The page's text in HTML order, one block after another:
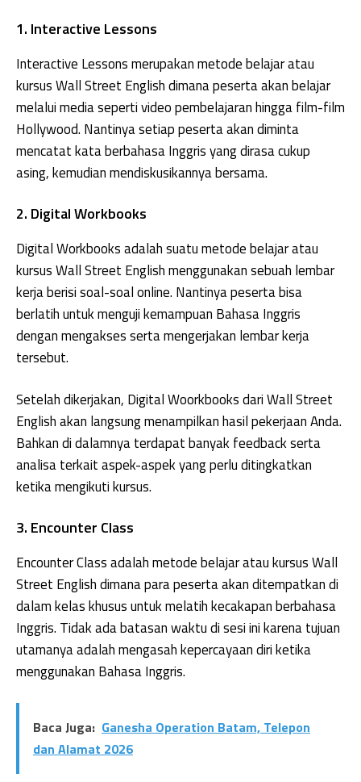
1. Interactive Lessons
Interactive Lessons merupakan metode belajar atau
kursus Wall Street English dimana peserta akan belajar
melalui media seperti video pembelajaran hingga film-film
Hollywood. Nantinya setiap peserta akan diminta
mencatat kata berbahasa Inggris yang dirasa cukup
asing, kemudian mendiskusikannya bersama.
2. Digital Workbooks
Digital Workbooks adalah suatu metode belajar atau
kursus Wall Street English menggunakan sebuah lembar
kerja berisi soal-soal online. Nantinya peserta bisa
berlatih untuk menguji kemampuan Bahasa Inggris
dengan mengakses serta mengerjakan lembar kerja
tersebut.
Setelah dikerjakan, Digital Woorkbooks dari Wall Street
English akan langsung menampilkan hasil pekerjaan Anda.
Bahkan di dalamnya terdapat banyak feedback serta
analisa terkait aspek-aspek yang perlu ditingkatkan
ketika mengikuti kursus.
3. Encounter Class
Encounter Class adalah metode belajar atau kursus Wall
Street English dimana para peserta akan ditempatkan di
dalam kelas khusus untuk melatih kecakapan berbahasa
Inggris. Tidak ada batasan waktu di sesi ini karena tujuan
utamanya adalah mengasah kepercayaan diri ketika
menggunakan Bahasa Inggris.
Baca Juga: Ganesha Operation Batam, Telepon
dan Alamat 2026